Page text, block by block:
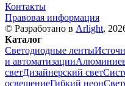
Контакты
Правовая информация
© Разработано в Arlight,
Каталог
Светодиодные ленты
и автоматизации
светДизайнерский свет
освещениеГибкий неон